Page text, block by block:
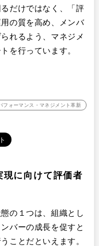
だけではなく、「評
の質を高め、メンバ
れるよう、マネジメ
を行っています。
フォーマンス・マネジメント革新
に向けて評価者
の１つは、組織とし
バーの成長を促すと
ことだといえます。